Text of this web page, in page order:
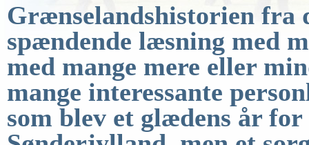
Grænselandshistorien fra
spændende læsning med
med mange mere eller
mange interessante
som blev et glædens år